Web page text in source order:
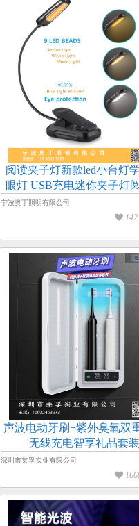
阅读夹子灯新款led小台灯
眼灯 USB充电迷你夹子灯
宁波奥丁照明有限公司
声波电动牙刷+紫外臭氧双
无线充电智享礼品套装
深圳市莱孚实业有限公司